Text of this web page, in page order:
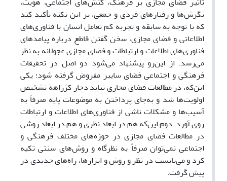
نگرش‌ها و رفتارهای فردی و جمعی، بر این نکته تأکید کند
که با توجه به سابقه و تجربه کم تعامل انسان با فناوری‌های
اطلاعاتی و فضای مجازی، سخن گفتن قاطع درباره پیامدهای
فناوری‌های اطلاعات و ارتباطات و فضای مجازی عجولانه به نظر
می‌رسد. از این‌رو پیشنهاد می‌شود دو اصل در تحقیقات
فرهنگی و اجتماعی فضای سایبر مفروض گرفته شود؛ یکی
این‌که، در مطالعات فضای مجازی نباید دچار کژراهة تشخیص
اولویت‌ها شد و به‌جای پرداختن به موضوعات پایه صرفاً به
آسیب‌ها و مشکلات ناشی از فناوری‌های اطلاعات و ارتباطات
روی آورد. دوم این‌که هم در ابعاد نظری و هم در ابعاد روشی
در مطالعات فضای مجازی در حوزه‌های مختلف فرهنگی و
اجتماعی نمی‌توان صرفاً به نظرگاه و روش‌های سنتی تکیه
کرد و می‌بایست در نظر و روش و ابزارها، راه‌های جدیدی در
پیش گرفت.